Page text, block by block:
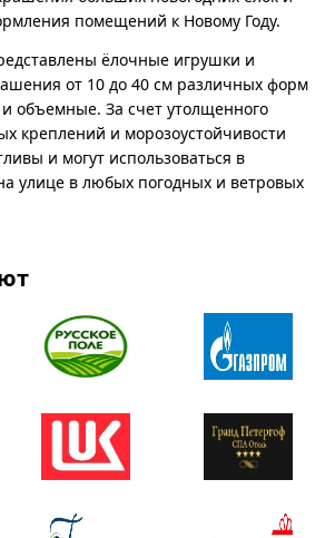
помещений к Новому Году.
ёлочные игрушки и
от 10 до 40 см различных форм
объемные. За счет утолщенного
креплений и морозоустойчивости
и могут использоваться в
улице в любых погодных и ветровых